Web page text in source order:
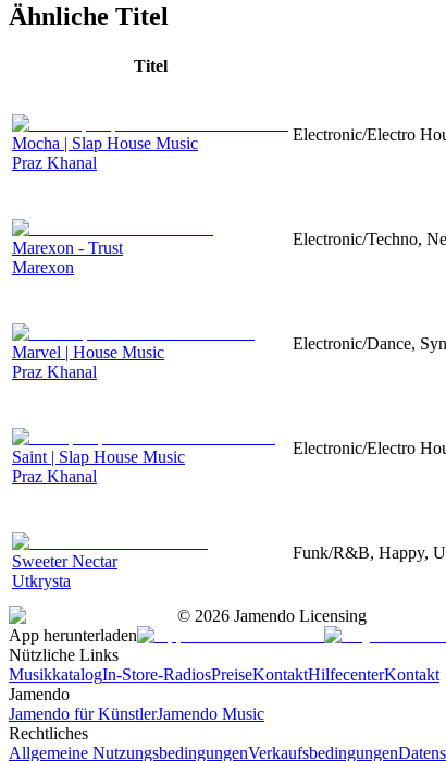
Ähnliche Titel
Titel
Mocha | Slap House Music
Praz Khanal
Electronic/Electro
Marexon - Trust
Marexon
Electronic/Techno,
Marvel | House Music
Praz Khanal
Electronic/Dance,
Saint | Slap House Music
Praz Khanal
Electronic/Electro
Sweeter Nectar
Utkrysta
Funk/R&B, Happy,
© 2026 Jamendo Licensing
App herunterladen
Nützliche Links
MusikkatalogIn-Store-RadiosPreiseKontaktHilfecenterKontakt
Jamendo
Jamendo für KünstlerJamendo Music
Rechtliches
Allgemeine NutzungsbedingungenVerkaufsbedingungen